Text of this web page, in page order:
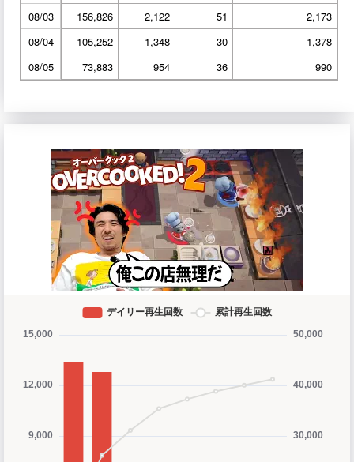
08/03
156,826 2,122 51
2,173
08/04
105,252 1,348 30
1,378
08/05
73,883 954 36 990